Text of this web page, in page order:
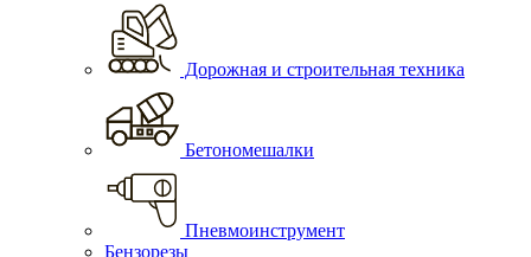
Дорожная и строительная техника
Бетономешалки
Пневмоинструмент
Бензорезы